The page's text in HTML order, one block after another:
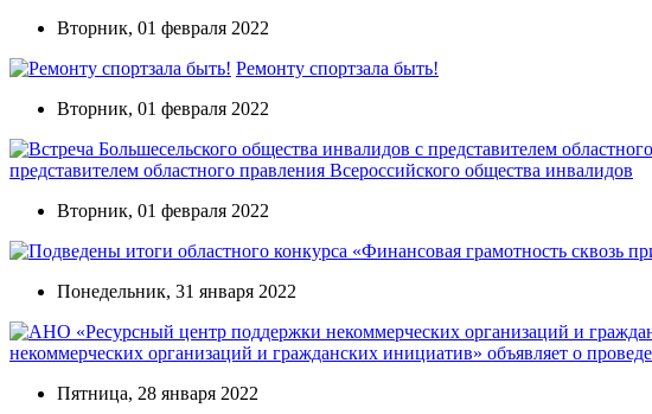
Вторник, 01 февраля 2022
Ремонту спортзала быть!
Вторник, 01 февраля 2022
представителем областного правления Всероссийского общества инвалидов
Вторник, 01 февраля 2022
Понедельник, 31 января 2022
некоммерческих организаций и гражданских инициатив» объявляет о
Пятница, 28 января 2022